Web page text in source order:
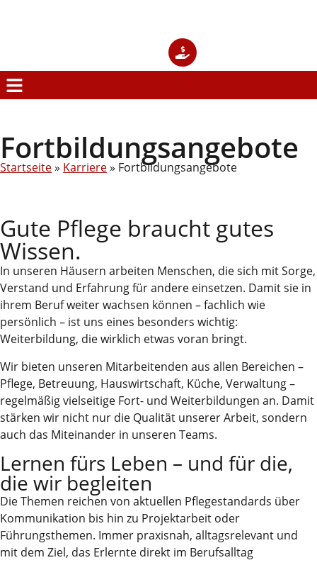
Fortbildungsangebote
Startseite» Karriere» Fortbildungsangebote
Gute Pflege braucht gutes
Wissen.
In unseren Häusern arbeiten Menschen, die sich mit Sorge,
Verstand und Erfahrung für andere einsetzen. Damit sie in
ihrem Beruf weiter wachsen können – fachlich wie
persönlich – ist uns eines besonders wichtig:
Weiterbildung, die wirklich etwas voran bringt.
Wir bieten unseren Mitarbeitenden aus allen Bereichen –
Pflege, Betreuung, Hauswirtschaft, Küche, Verwaltung –
regelmäßig vielseitige Fort- und Weiterbildungen an. Damit
stärken wir nicht nur die Qualität unserer Arbeit, sondern
auch das Miteinander in unseren Teams.
Lernen fürs Leben – und für die,
die wir begleiten
Die Themen reichen von aktuellen Pflegestandards über
Kommunikation bis hin zu Projektarbeit oder
Führungsthemen. Immer praxisnah, alltagsrelevant und
mit dem Ziel, das Erlernte direkt im Berufsalltag